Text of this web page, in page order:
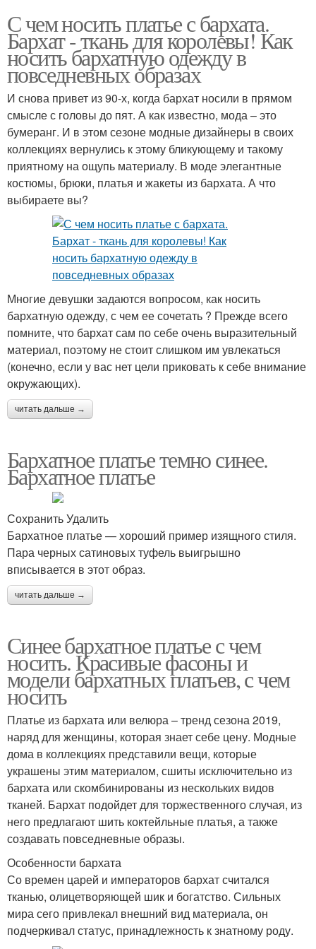
С чем носить платье с бархата.
Бархат - ткань для королевы! Как
носить бархатную одежду в
повседневных образах
И снова привет из 90-х, когда бархат носили в прямом
смысле с головы до пят. А как известно, мода – это
бумеранг. И в этом сезоне модные дизайнеры в своих
коллекциях вернулись к этому бликующему и такому
приятному на ощупь материалу. В моде элегантные
костюмы, брюки, платья и жакеты из бархата. А что
выбираете вы?
Многие девушки задаются вопросом, как носить
бархатную одежду, с чем ее сочетать ? Прежде всего
помните, что бархат сам по себе очень выразительный
материал, поэтому не стоит слишком им увлекаться
(конечно, если у вас нет цели приковать к себе внимание
окружающих).
читать дальше →
Бархатное платье темно синее.
Бархатное платье
Сохранить Удалить
Бархатное платье — хороший пример изящного стиля.
Пара черных сатиновых туфель выигрышно
вписывается в этот образ.
читать дальше →
Синее бархатное платье с чем
носить. Красивые фасоны и
модели бархатных платьев, с чем
носить
Платье из бархата или велюра – тренд сезона 2019,
наряд для женщины, которая знает себе цену. Модные
дома в коллекциях представили вещи, которые
украшены этим материалом, сшиты исключительно из
бархата или скомбинированы из нескольких видов
тканей. Бархат подойдет для торжественного случая, из
него предлагают шить коктейльные платья, а также
создавать повседневные образы.
Особенности бархата
Со времен царей и императоров бархат считался
тканью, олицетворяющей шик и богатство. Сильных
мира сего привлекал внешний вид материала, он
подчеркивал статус, принадлежность к знатному роду.